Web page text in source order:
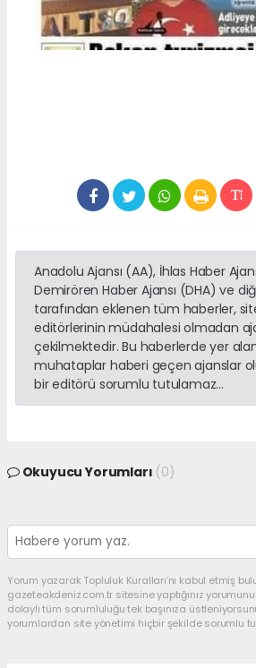
Anadolu Ajansı (AA), İhlas Haber
Demirören Haber Ajansı (DHA) ve
tarafından eklenen tüm haberler,
editörlerinin müdahalesi olmadan
çekilmektedir. Bu haberlerde yer
muhataplar haberi geçen ajanslar
bir editörü sorumlu tutulamaz...
Okuyucu Yorumları (0)
Yorum yazarak Topluluk Kuralları’nı kabul etmiş
gazeteakdeniz.com.tr sitesine yaptığınız
dolaylı tüm sorumluluğu tek başınıza
yorumlardan site yönetimi hiçbir şekilde sorumlu